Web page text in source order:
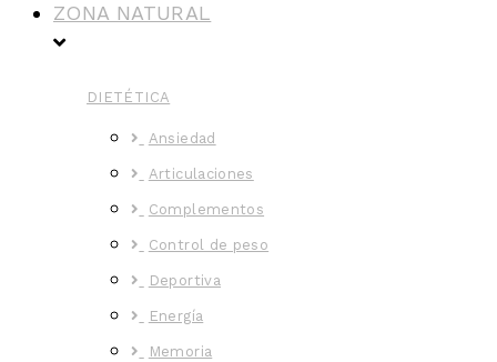
ZONA NATURAL
DIETÉTICA
Ansiedad
Articulaciones
Complementos
Control de peso
Deportiva
Energía
Memoria